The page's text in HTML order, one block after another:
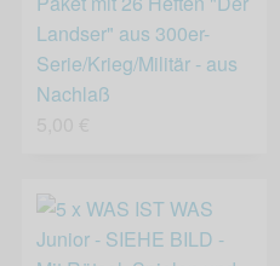
Landser" aus 300er-
Serie/Krieg/Militär - aus
Nachlaß